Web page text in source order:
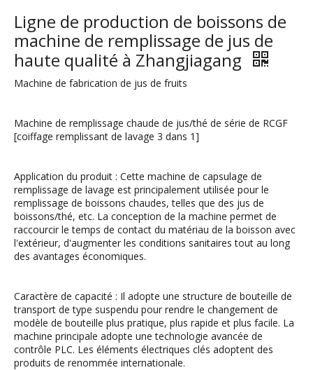
Ligne de production de boissons de
machine de remplissage de jus de
haute qualité à Zhangjiagang
Machine de fabrication de jus de fruits
Machine de remplissage chaude de jus/thé de série de RCGF
[coiffage remplissant de lavage 3 dans 1]
Application du produit : Cette machine de capsulage de
remplissage de lavage est principalement utilisée pour le
remplissage de boissons chaudes, telles que des jus de
boissons/thé, etc. La conception de la machine permet de
raccourcir le temps de contact du matériau de la boisson avec
l'extérieur, d'augmenter les conditions sanitaires tout au long
des avantages économiques.
Caractère de capacité : Il adopte une structure de bouteille de
transport de type suspendu pour rendre le changement de
modèle de bouteille plus pratique, plus rapide et plus facile. La
machine principale adopte une technologie avancée de
contrôle PLC. Les éléments électriques clés adoptent des
produits de renommée internationale.